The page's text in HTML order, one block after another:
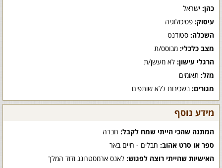
כהן: ישראל
עיסוק: פסיכולוגיה
השכלה: סטודנט
מצב כלכלי: מבוסס/ת
הרגלי עישון: לא מעשן/ת
מזל: תאומים
מגורים: בשכירות ללא שותפים
מידע נוסף
המתנה שהכי הייתי שמח לקבל: חברה
ספר או סרט אהוב: חבלים - חיים באר
האישיות שהייתי רוצה לפגוש: לאנס ארמסטרונג ודוד המלך